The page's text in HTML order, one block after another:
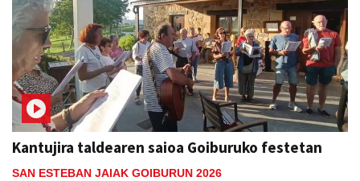
Kantujira taldearen saioa Goiburuko festetan
SAN ESTEBAN JAIAK GOIBURUN 2026